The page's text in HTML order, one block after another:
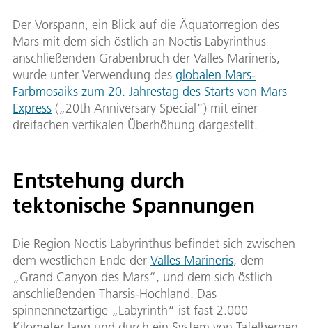
Der Vorspann, ein Blick auf die Äquatorregion des
Mars mit dem sich östlich an Noctis Labyrinthus
anschließenden Grabenbruch der Valles Marineris,
wurde unter Verwendung des globalen Mars-
Farbmosaiks zum 20. Jahrestag des Starts von Mars
Express („20th Anniversary Special“) mit einer
dreifachen vertikalen Überhöhung dargestellt.
Entstehung durch
tektonische Spannungen
Die Region Noctis Labyrinthus befindet sich zwischen
dem westlichen Ende der Valles Marineris, dem
„Grand Canyon des Mars“, und dem sich östlich
anschließenden Tharsis-Hochland. Das
spinnennetzartige „Labyrinth“ ist fast 2.000